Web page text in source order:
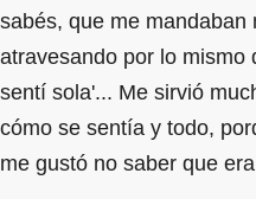
sabés, que me mandaban
atravesando por lo mismo
sentí sola'... Me sirvió
cómo se sentía y todo,
me gustó no saber que